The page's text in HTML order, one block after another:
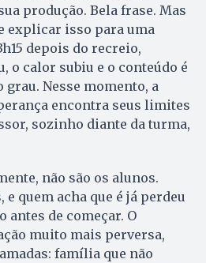
produção. Bela frase. Mas
explicar isso para uma
depois do recreio,
o calor subiu e o conteúdo é
grau. Nesse momento, a
encontra seus limites
sozinho diante da turma,
não são os alunos.
e quem acha que é já perdeu
antes de começar. O
muito mais perversa,
família que não